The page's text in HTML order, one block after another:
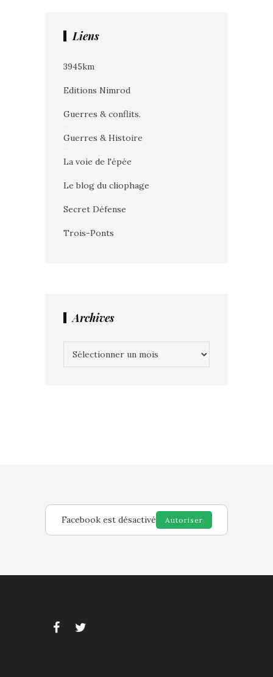
Liens
3945km
Editions Nimrod
Guerres & conflits.
Guerres & Histoire
La voie de l'épée
Le blog du cliophage
Secret Défense
Trois-Ponts
Archives
Facebook est désactivé Autoriser